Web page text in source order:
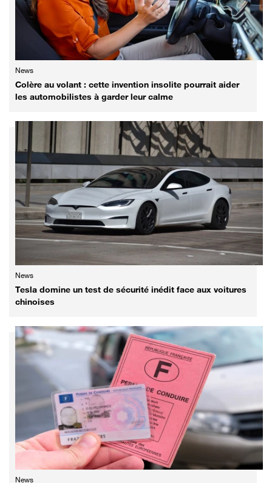
News
Colère au volant : cette invention insolite pourrait aider
les automobilistes à garder leur calme
News
Tesla domine un test de sécurité inédit face aux voitures
chinoises
News